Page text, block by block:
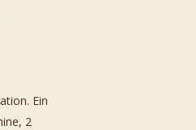
Ein
2